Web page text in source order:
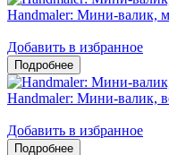
Handmaler: Мини-валик,
Добавить в избранное
Handmaler: Мини-валик,
Добавить в избранное